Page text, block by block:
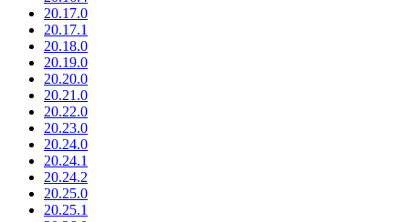
20.17.0
20.17.1
20.18.0
20.19.0
20.20.0
20.21.0
20.22.0
20.23.0
20.24.0
20.24.1
20.24.2
20.25.0
20.25.1